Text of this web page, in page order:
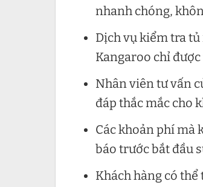
nhanh chóng,
Dịch vụ kiểm tra
Kangaroo chỉ
Nhân viên tư vấn
đáp thắc mắc cho
Các khoản phí mà
báo trước bắt đầu
Khách hàng có